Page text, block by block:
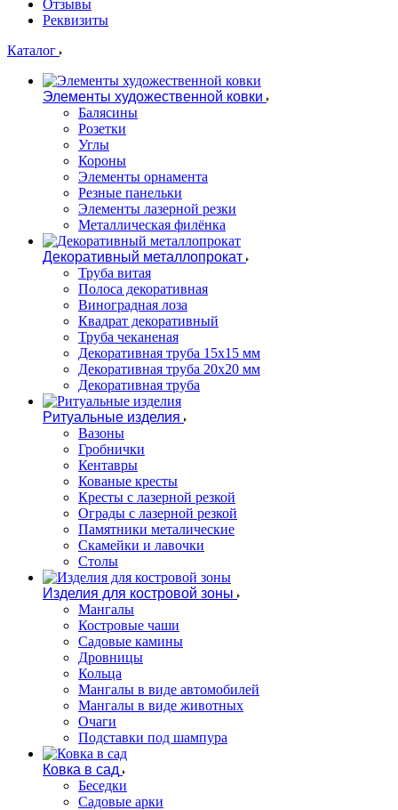
Отзывы
Реквизиты
Каталог
Элементы художественной ковки
Балясины
Розетки
Углы
Короны
Элементы орнамента
Резные панельки
Элементы лазерной резки
Металлическая филёнка
Декоративный металлопрокат
Труба витая
Полоса декоративная
Виноградная лоза
Квадрат декоративный
Труба чеканеная
Декоративная труба 15х15 мм
Декоративная труба 20х20 мм
Декоративная труба
Ритуальные изделия
Вазоны
Гробнички
Кентавры
Кованые кресты
Кресты с лазерной резкой
Ограды с лазерной резкой
Памятники металические
Скамейки и лавочки
Столы
Изделия для костровой зоны
Мангалы
Костровые чаши
Садовые камины
Дровницы
Кольца
Мангалы в виде автомобилей
Мангалы в виде животных
Очаги
Подставки под шампура
Ковка в сад
Беседки
Садовые арки